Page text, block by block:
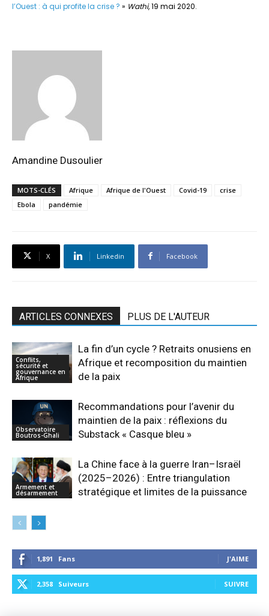
l’Ouest : à qui profite la crise ? » Wathi, 19 mai 2020.
Amandine Dusoulier
MOTS-CLÉS Afrique Afrique de l'Ouest Covid-19
crise
Ebola
pandémie
X Linkedin Facebook
ARTICLES CONNEXES PLUS DE L'AUTEUR
Conflits,
sécurité et
gouvernance en
Afrique
La fin d’un cycle ? Retraits onusiens en
Afrique et recomposition du maintien
de la paix
Observatoire
Boutros-Ghali
Recommandations pour l’avenir du
maintien de la paix : réflexions du
Substack « Casque bleu »
Armement et
désarmement
La Chine face à la guerre Iran–Israël
(2025–2026) : Entre triangulation
stratégique et limites de la puissance
1,891 Fans J'AIME
2,358 Suiveurs SUIVRE